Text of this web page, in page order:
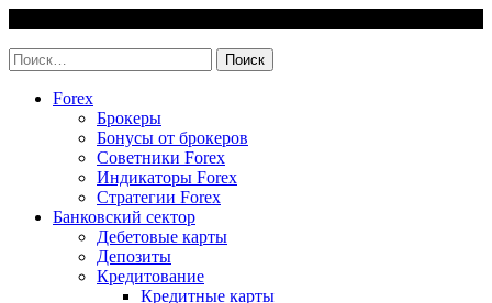
content
Найти:
Forex
Брокеры
Бонусы от брокеров
Советники Forex
Индикаторы Forex
Стратегии Forex
Банковский сектор
Дебетовые карты
Депозиты
Кредитование
Кредитные карты